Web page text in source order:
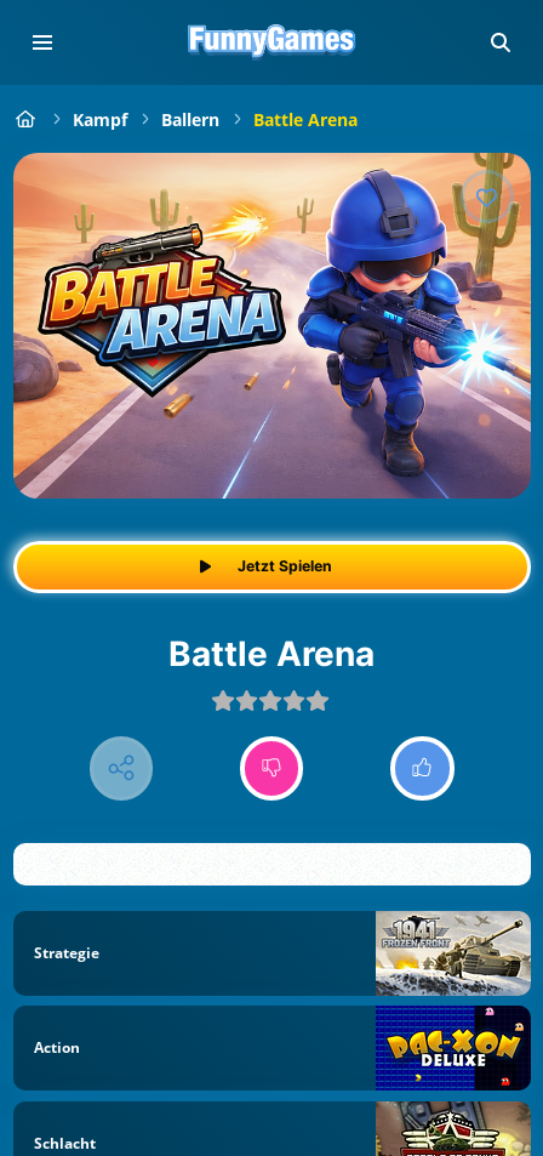
Kampf Ballern Battle Arena
Jetzt Spielen
Battle Arena
Strategie
Action
Schlacht